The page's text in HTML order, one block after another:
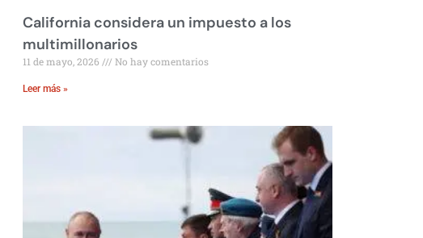
California considera un impuesto a los
multimillonarios
11 de mayo, 2026 No hay comentarios
Leer más »